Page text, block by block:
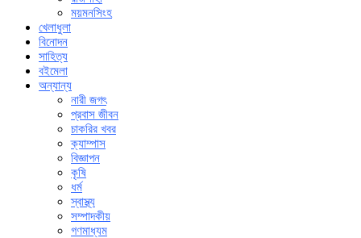
ময়মনসিংহ
খেলাধুলা
বিনোদন
সাহিত্য
বইমেলা
অন্যান্য
নারী জগৎ
প্রবাস জীবন
চাকরির খবর
ক্যাম্পাস
বিজ্ঞাপন
কৃষি
ধর্ম
স্বাস্থ্য
সম্পাদকীয়
গণমাধ্যম